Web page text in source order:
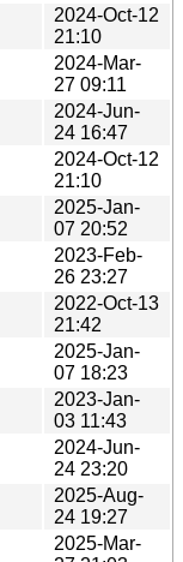
2024-Oct-12
21:10
2024-Mar-
27 09:11
2024-Jun-
24 16:47
2024-Oct-12
21:10
2025-Jan-
07 20:52
2023-Feb-
26 23:27
2022-Oct-13
21:42
2025-Jan-
07 18:23
2023-Jan-
03 11:43
2024-Jun-
24 23:20
2025-Aug-
24 19:27
2025-Mar-